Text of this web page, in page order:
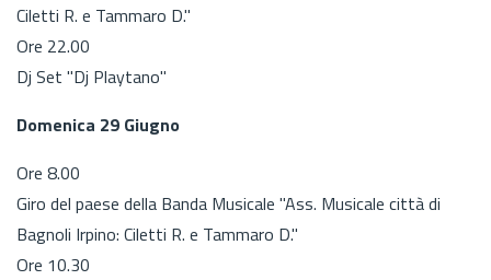
Ciletti R. e Tammaro D."
Ore 22.00
Dj Set "Dj Playtano"
Domenica 29 Giugno
Ore 8.00
Giro del paese della Banda Musicale "Ass. Musicale città di
Bagnoli Irpino: Ciletti R. e Tammaro D."
Ore 10.30